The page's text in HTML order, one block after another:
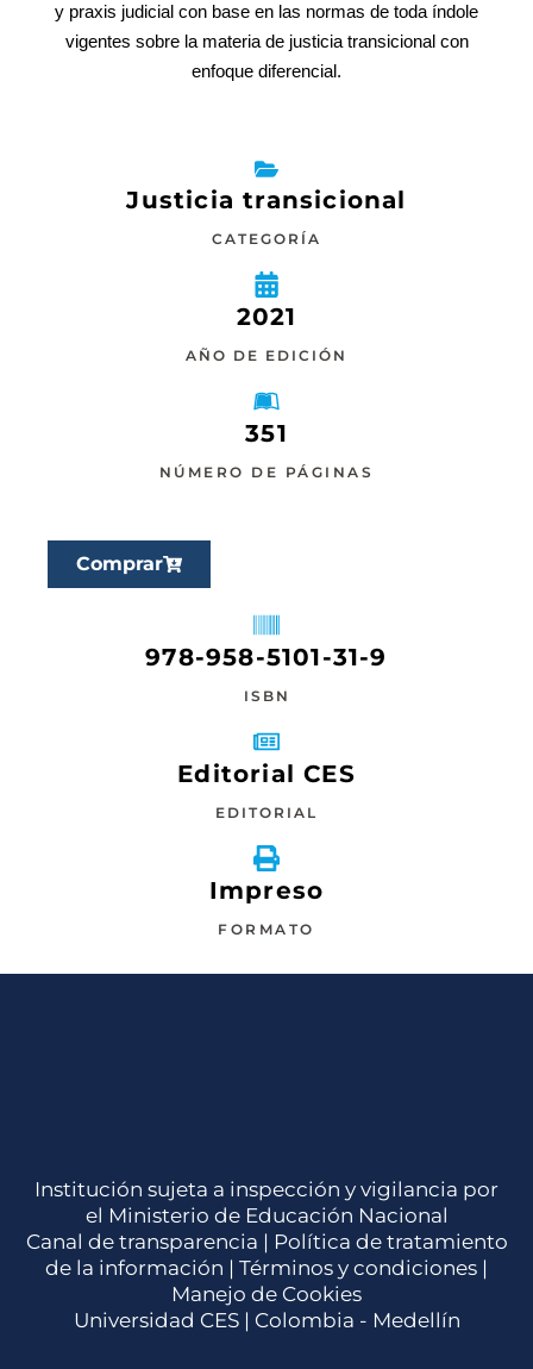
y praxis judicial con base en las normas de toda índole
vigentes sobre la materia de justicia transicional con
enfoque diferencial.
Justicia transicional
CATEGORÍA
2021
AÑO DE EDICIÓN
351
NÚMERO DE PÁGINAS
Comprar
978-958-5101-31-9
ISBN
Editorial CES
EDITORIAL
Impreso
FORMATO
Institución sujeta a inspección y vigilancia por
el Ministerio de Educación Nacional
Canal de transparencia | Política de tratamiento
de la información | Términos y condiciones |
Manejo de Cookies
Universidad CES | Colombia - Medellín